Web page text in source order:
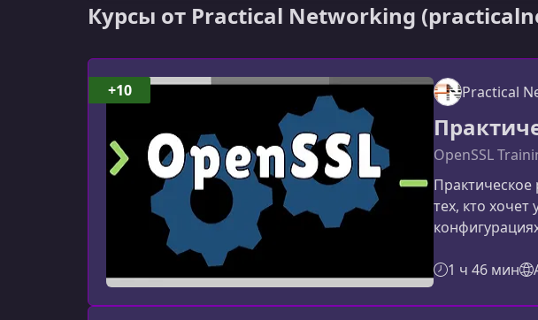
Курсы от Practical Networking
Practical
OpenSSL
Практическое
тех, кто хочет
сочетает
1 ч 46 мин
+10